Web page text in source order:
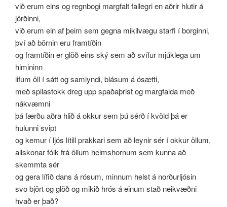
við erum eins og regnbogi margfalt fallegri en aðrir hlutir á
jörðinni,
við erum ein af þeim sem gegna mikilvægu starfi í borginni,
því að börnin eru framtíðin
og framtíðin er glöð eins ský sem að svífur mjúklega um
himininn
lifum öll í sátt og samlyndi, blásum á ósætti,
með spilastokk dreg upp spaðaþrist og margfalda með
nákvæmni
þá færðu aðra hlið á okkur sem þú sérð í kvöld þá er
hulunni svipt
og kemur í ljós lítill prakkari sem að leynir sér í okkur öllum,
allskonar fólk frá öllum heimshornum sem kunna að
skemmta sér
og gera lífið dans á rósum, minnum helst á norðurljósin
svo björt og glöð og mikið hrós á einum stað neikvæðni
hvað er það?